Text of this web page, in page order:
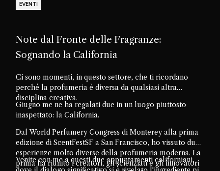
EVENTI
Note dal Fronte delle Fragranze:
Sognando la California
Ci sono momenti, in questo settore, che ti ricordano
perché la profumeria è diversa da qualsiasi altra
disciplina creativa.
Giugno me ne ha regalati due in un luogo piuttosto
inaspettato: la California.
Dal World Perfumery Congress di Monterey alla prima
edizione di ScentFestSF a San Francisco, ho vissuto due
esperienze molto diverse della profumeria moderna. La
prima ha riunito i creatori, gli scienziati e gli innovatori
Venite con me a questi due appuntamenti californiani,